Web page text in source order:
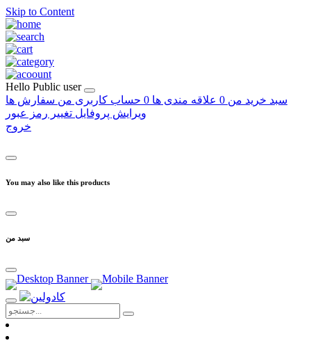
Skip to Content
Hello Public user
سبد خرید من 0 علاقه مندی ها 0 حساب کاربری من سفارش ها
ویرایش پروفایل تغییر رمز عبور
خروج
You may also like this products
سبد من